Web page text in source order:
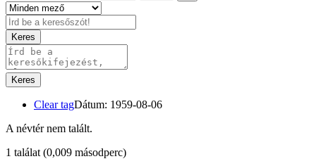
Keres
Keres
Clear tagDátum: 1959-08-06
A névtér nem talált.
1 találat (0,009 másodperc)